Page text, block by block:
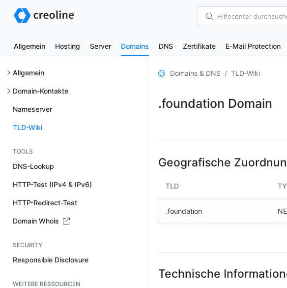
Hilfecenter
Allgemein Hosting Server Domains DNS Zertifikate E-Mail Protection
Allgemein
Domain-Kontakte
Nameserver
TLD-Wiki
TOOLS
DNS-Lookup
HTTP-Test (IPv4 & IPv6)
HTTP-Redirect-Test
Domain Whois
SECURITY
Responsible Disclosure
WEITERE RESSOURCEN
Domains & DNS TLD-Wiki
.foundation Domain
Geografische
TLD
.foundation
Technische